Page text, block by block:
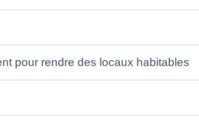
pour rendre des locaux habitables